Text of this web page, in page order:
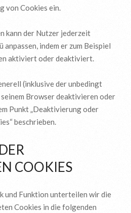
von Cookies ein.
kann der Nutzer jederzeit
indem er zum Beispiel
aktiviert oder deaktiviert.
(inklusive der unbedingt
Browser deaktivieren oder
Punkt „Deaktivierung oder
beschrieben.
COOKIES
und Funktion unterteilen wir die
Cookies in die folgenden